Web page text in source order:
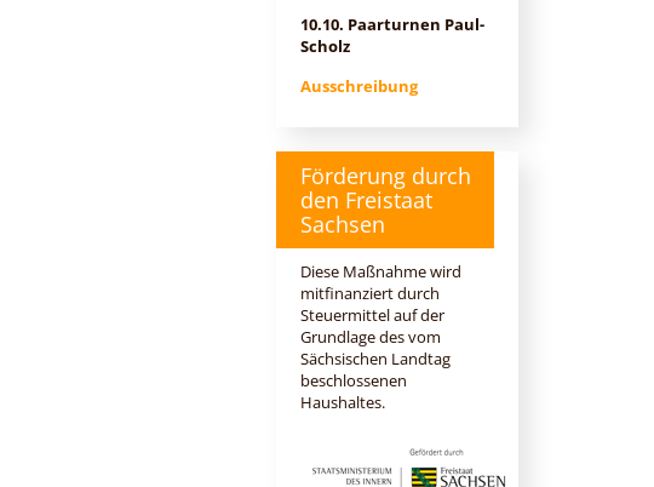
10.10. Paarturnen Paul-
Scholz
Ausschreibung
Förderung durch
den Freistaat
Sachsen
Diese Maßnahme wird
mitfinanziert durch
Steuermittel auf der
Grundlage des vom
Sächsischen Landtag
beschlossenen
Haushaltes.